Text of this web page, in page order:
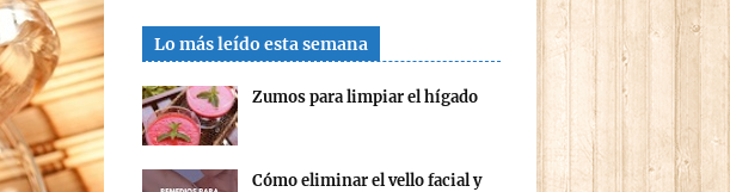
Lo más leído esta semana
Zumos para limpiar el hígado
Cómo eliminar el vello facial y